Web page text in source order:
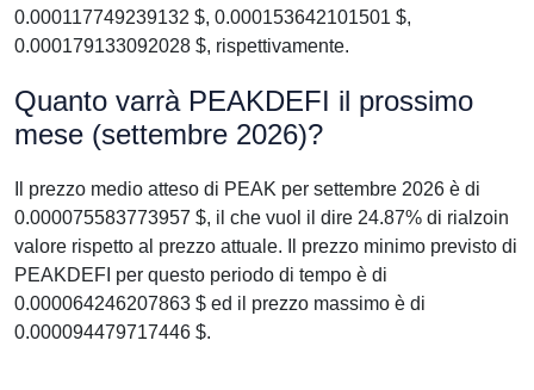
0.000117749239132 $, 0.000153642101501 $,
0.000179133092028 $, rispettivamente.
Quanto varrà PEAKDEFI il prossimo
mese (settembre 2026)?
Il prezzo medio atteso di PEAK per settembre 2026 è di
0.000075583773957 $, il che vuol il dire 24.87% di rialzoin
valore rispetto al prezzo attuale. Il prezzo minimo previsto di
PEAKDEFI per questo periodo di tempo è di
0.000064246207863 $ ed il prezzo massimo è di
0.000094479717446 $.